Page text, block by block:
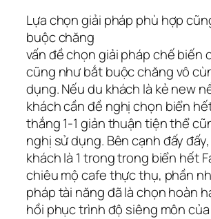
Lựa chọn giải pháp phù hợp
buộc chăng
vấn đề chọn giải pháp chế biến
cũng như bắt buộc chăng vô
dụng. Nếu du khách là kẻ new
khách cần đề nghị chọn biển
thắng 1-1 giản thuận tiện thể
nghị sử dụng. Bên cạnh đấy
khách là 1 trong trong biển hết
chiêu mộ cafe thực thụ, phần
pháp tài năng đã là chọn hoàn
hồi phục trình độ siêng môn